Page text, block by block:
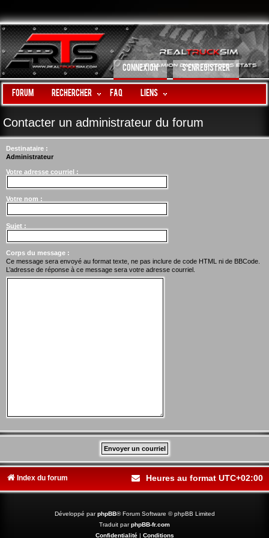
CONNEXION S’ENREGISTRER
Forum Rechercher FAQ LIENS
Contacter un administrateur du forum
Destinataire :
Administrateur
Votre adresse courriel :
Votre nom :
Sujet :
Corps du message :
Ce message sera envoyé au format texte, ne pas inclure de code HTML ni de BBCode.
L’adresse de réponse à ce message sera votre adresse courriel.
Index du forum Heures au format UTC+02:00
Développé parphpBB® Forum Software © phpBB Limited
Traduit parphpBB-fr.com
Confidentialité| Conditions